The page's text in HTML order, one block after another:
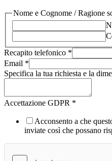
Nome e Cognome / Ragione
Recapito telefonico *
Email *
Specifica la tua richiesta e la
Accettazione GDPR *
Acconsento a che
inviate così che possano